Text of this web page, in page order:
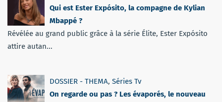
Qui est Ester Expósito, la compagne de Kylian
Mbappé ?
Révélée au grand public grâce à la série Élite, Ester Expósito
attire autan...
DOSSIER - THEMA, Séries Tv
On regarde ou pas ? Les évaporés, le nouveau